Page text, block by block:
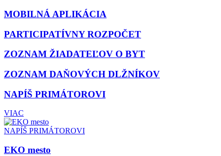
MOBILNÁ APLIKÁCIA
PARTICIPATÍVNY ROZPOČET
ZOZNAM ŽIADATEĽOV O BYT
ZOZNAM DAŇOVÝCH DLŽNÍKOV
NAPÍŠ PRIMÁTOROVI
VIAC
NAPÍŠ PRIMÁTOROVI
EKO mesto